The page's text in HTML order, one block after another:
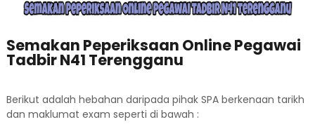
Semakan Peperiksaan Online Pegawai
Tadbir N41 Terengganu
Berikut adalah hebahan daripada pihak SPA berkenaan tarikh
dan maklumat exam seperti di bawah :